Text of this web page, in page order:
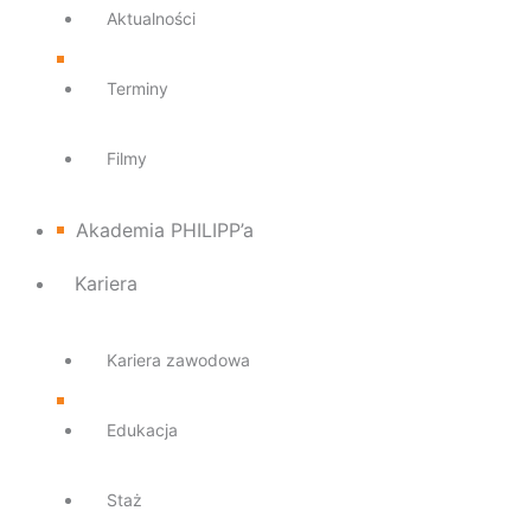
Aktualności
Terminy
Filmy
Akademia PHILIPP’a
Kariera
Kariera zawodowa
Edukacja
Staż